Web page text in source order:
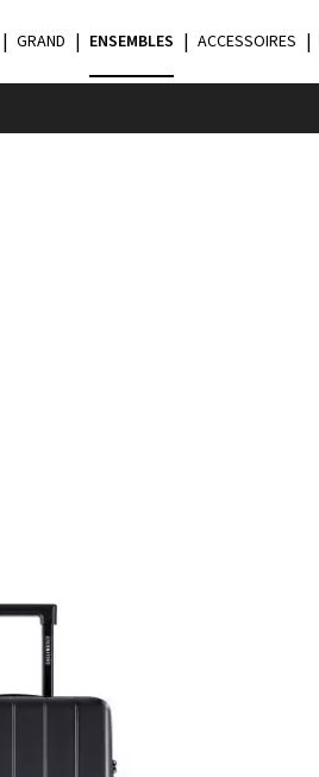
GRAND ENSEMBLES ACCESSOIRES